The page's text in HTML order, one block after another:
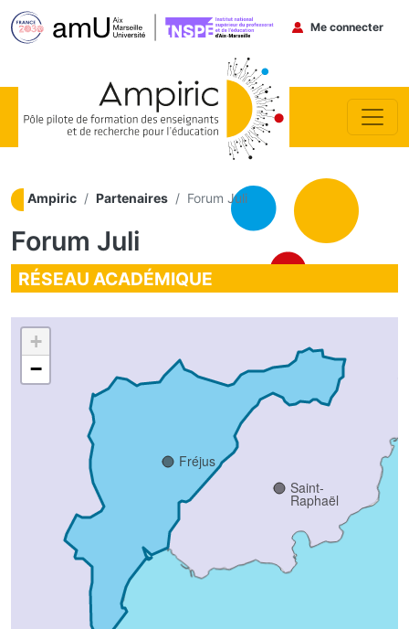
Menu du
Me connecter
Ampiric Partenaires Forum Juli
Forum Juli
RÉSEAU ACADÉMIQUE
Fréjus
Saint-
Raphaël
+
−